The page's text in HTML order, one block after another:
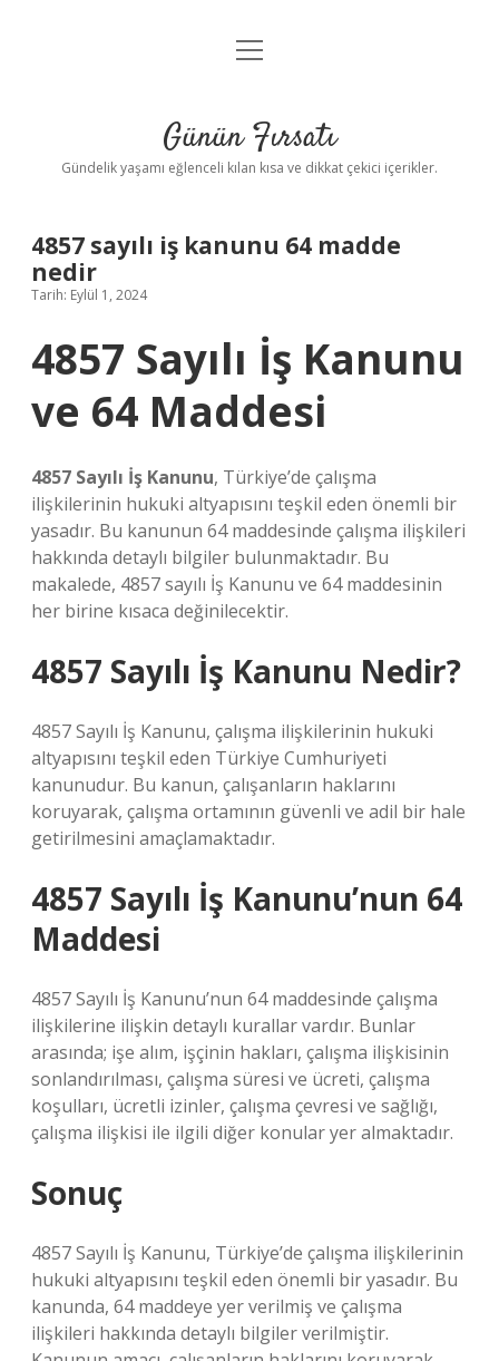
Anasayfa
Yasal Uyarı
menüyü
Günün Fırsatı
Gündelik yaşamı eğlenceli kılan kısa ve dikkat çekici içerikler.
4857 sayılı iş kanunu 64 madde
nedir
Tarih: Eylül 1, 2024
4857 Sayılı İş Kanunu
ve 64 Maddesi
4857 Sayılı İş Kanunu, Türkiye’de çalışma
ilişkilerinin hukuki altyapısını teşkil eden önemli bir
yasadır. Bu kanunun 64 maddesinde çalışma ilişkileri
hakkında detaylı bilgiler bulunmaktadır. Bu
makalede, 4857 sayılı İş Kanunu ve 64 maddesinin
her birine kısaca değinilecektir.
4857 Sayılı İş Kanunu Nedir?
4857 Sayılı İş Kanunu, çalışma ilişkilerinin hukuki
altyapısını teşkil eden Türkiye Cumhuriyeti
kanunudur. Bu kanun, çalışanların haklarını
koruyarak, çalışma ortamının güvenli ve adil bir hale
getirilmesini amaçlamaktadır.
4857 Sayılı İş Kanunu’nun 64
Maddesi
4857 Sayılı İş Kanunu’nun 64 maddesinde çalışma
ilişkilerine ilişkin detaylı kurallar vardır. Bunlar
arasında; işe alım, işçinin hakları, çalışma ilişkisinin
sonlandırılması, çalışma süresi ve ücreti, çalışma
koşulları, ücretli izinler, çalışma çevresi ve sağlığı,
çalışma ilişkisi ile ilgili diğer konular yer almaktadır.
Sonuç
4857 Sayılı İş Kanunu, Türkiye’de çalışma ilişkilerinin
hukuki altyapısını teşkil eden önemli bir yasadır. Bu
kanunda, 64 maddeye yer verilmiş ve çalışma
ilişkileri hakkında detaylı bilgiler verilmiştir.